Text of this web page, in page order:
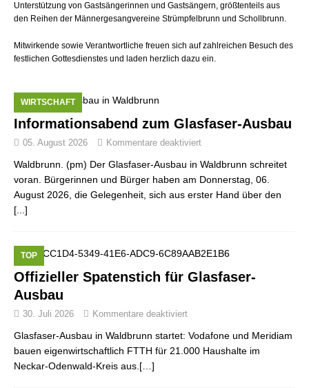
Unterstützung von Gastsängerinnen und Gastsängern, größtenteils aus
den Reihen der Männergesangvereine Strümpfelbrunn und Schollbrunn.
Mitwirkende sowie Verantwortliche freuen sich auf zahlreichen Besuch des
festlichen Gottesdienstes und laden herzlich dazu ein.
Informationsabend zum Glasfaser-Ausbau
WIRTSCHAFT
05. August 2026 Kommentare deaktiviert
Waldbrunn. (pm) Der Glasfaser-Ausbau in Waldbrunn schreitet
voran. Bürgerinnen und Bürger haben am Donnerstag, 06.
August 2026, die Gelegenheit, sich aus erster Hand über den
[...]
Offizieller Spatenstich für Glasfaser-
Ausbau
TOP
30. Juli 2026 Kommentare deaktiviert
Glasfaser-Ausbau in Waldbrunn startet: Vodafone und Meridiam
bauen eigenwirtschaftlich FTTH für 21.000 Haushalte im
Neckar-Odenwald-Kreis aus.[…]